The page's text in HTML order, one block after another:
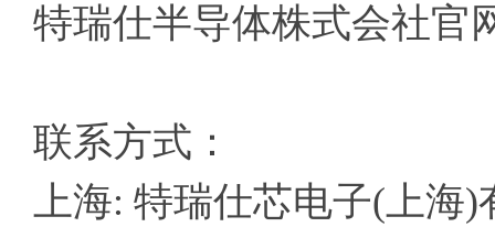
特瑞仕半导体株式会社官
联系方式：
上海: 特瑞仕芯电子(上海)